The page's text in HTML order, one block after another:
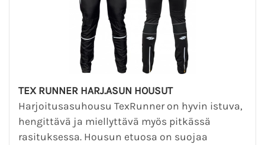
TEX RUNNER HARJ.ASUN HOUSUT
Harjoitusasuhousu TexRunner on hyvin istuva,
hengittävä ja miellyttävä myös pitkässä
rasituksessa. Housun etuosa on suojaa